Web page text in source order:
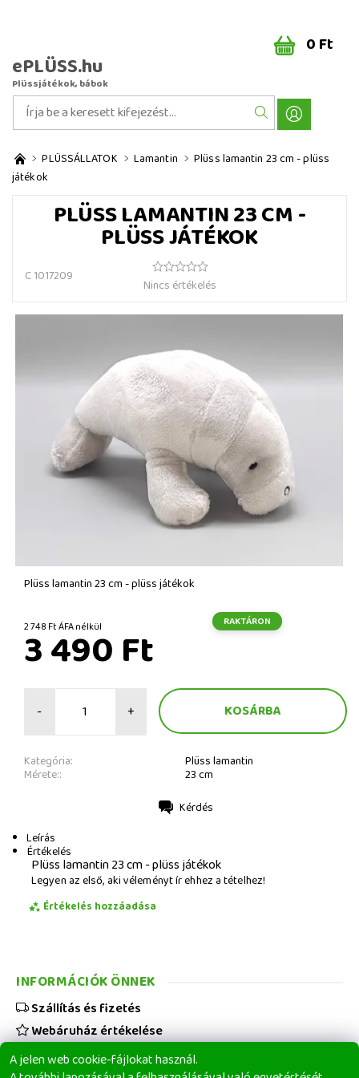
ePLÜSS.hu
Plüssjátékok, bábok
0 Ft
PLÜSSÁLLATOK Lamantin
Plüss lamantin 23 cm - plüss
játékok
PLÜSS LAMANTIN 23 CM -
PLÜSS JÁTÉKOK
C 1017209
Nincs értékelés
Plüss lamantin 23 cm - plüss játékok
2 748 Ft ÁFA nélkül RAKTÁRON
3 490 Ft
- +
Kategória: Plüss lamantin
Mérete:: 23 cm
Kérdés
Leírás
Értékelés
Plüss lamantin 23 cm - plüss játékok
Legyen az első, aki véleményt ír ehhez a tételhez!
Értékelés hozzáadása
A jelen web cookie-fájlokat használ.
INFORMÁCIÓK ÖNNEK
Szállítás és fizetés
Webáruház értékelése
Viszonteladóknak